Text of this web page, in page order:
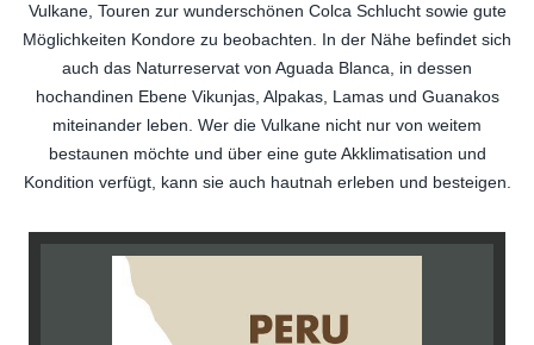
Vulkane, Touren zur wunderschönen Colca Schlucht sowie gute
Möglichkeiten Kondore zu beobachten. In der Nähe befindet sich
auch das Naturreservat von Aguada Blanca, in dessen
hochandinen Ebene Vikunjas, Alpakas, Lamas und Guanakos
miteinander leben. Wer die Vulkane nicht nur von weitem
bestaunen möchte und über eine gute Akklimatisation und
Kondition verfügt, kann sie auch hautnah erleben und besteigen.